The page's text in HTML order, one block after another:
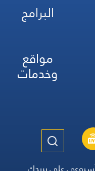
البرامج
مواقع
وخدمات